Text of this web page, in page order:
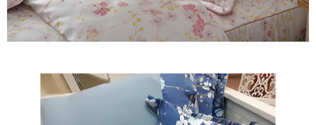
https://aftee.tw/terms/#terms3
３．未成年的使用者請事先徵得法定代理人或監護人之同意方可使用
「AFTEE先享後付」，若未經同意申辦者引起之損失，本公司不負相關責
任。
請求用戶進行身份認證。
５．嚴禁一人註冊多個帳號或使用他人資訊註冊。若發現惡意使用之情形，
恩沛科技股份有限公司將有權停止該用戶之使用額度並採取法律行動。